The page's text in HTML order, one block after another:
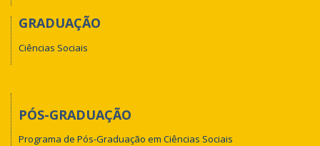
GRADUAÇÃO
Ciências Sociais
PÓS-GRADUAÇÃO
Programa de Pós-Graduação em Ciências Sociais